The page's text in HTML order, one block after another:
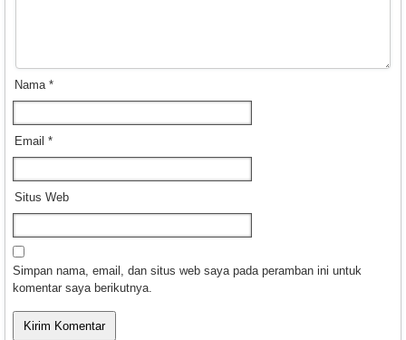
Nama *
Email *
Situs Web
Simpan nama, email, dan situs web saya pada peramban ini untuk
komentar saya berikutnya.